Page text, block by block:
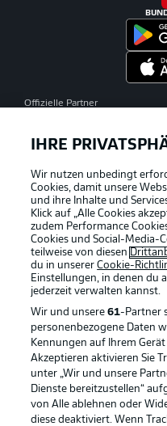
Offizielle Partner
Rechtliche Hinweise
Datenschutz
IHRE
Wir nutzen unbedingt
Cookies, damit unsere
und ihre Inhalte und
Klick auf „Alle Cookies
zudem Performance
Cookies und Social-Media-
teilweise von diesen
du in unsererCookie-
Einstellungen, in denen du
jederzeit verwalten kannst.
Wir und unsere61-Partner
personenbezogene Daten
Kennungen auf Ihrem
Akzeptieren aktivieren Sie
unter „Wir und unsere
Dienste bereitzustellen“
von Alle ablehnen oder
diese deaktiviert. Wenn